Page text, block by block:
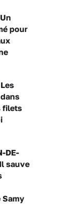
pour
filets
DE-
sauve
Samy